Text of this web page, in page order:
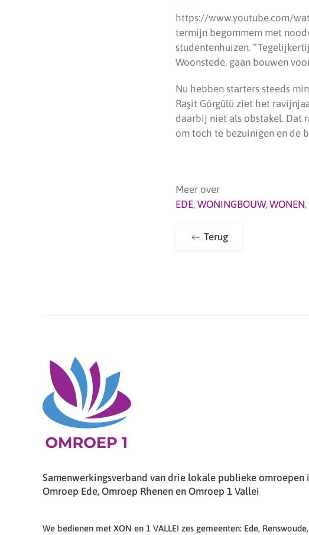
https://www.youtube.com/
termijn begommem met
studentenhuizen.
Woonstede, gaan bouwen
Nu hebben starters steeds
Raşit Görgülü ziet het
daarbij niet als obstakel. Dat
om toch te bezuinigen en de
Meer over
EDE, WONINGBOUW, WONEN,
Terug
Samenwerkingsverband van drie lokale publieke omroepen
Omroep Ede, Omroep Rhenen en Omroep 1 Vallei
We bedienen met XON en 1 VALLEI zes gemeenten: Ede,